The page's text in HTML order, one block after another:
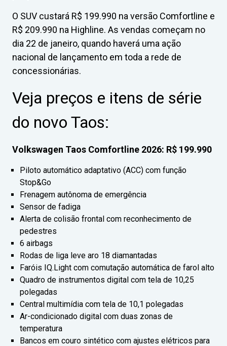
O SUV custará R$ 199.990 na versão Comfortline e
R$ 209.990 na Highline. As vendas começam no
dia 22 de janeiro, quando haverá uma ação
nacional de lançamento em toda a rede de
concessionárias.
Veja preços e itens de série
do novo Taos:
Volkswagen Taos Comfortline 2026: R$ 199.990
Piloto automático adaptativo (ACC) com função
Stop&Go
Frenagem autônoma de emergência
Sensor de fadiga
Alerta de colisão frontal com reconhecimento de
pedestres
6 airbags
Rodas de liga leve aro 18 diamantadas
Faróis IQ.Light com comutação automática de farol alto
Quadro de instrumentos digital com tela de 10,25
polegadas
Central multimídia com tela de 10,1 polegadas
Ar-condicionado digital com duas zonas de
temperatura
Bancos em couro sintético com ajustes elétricos para